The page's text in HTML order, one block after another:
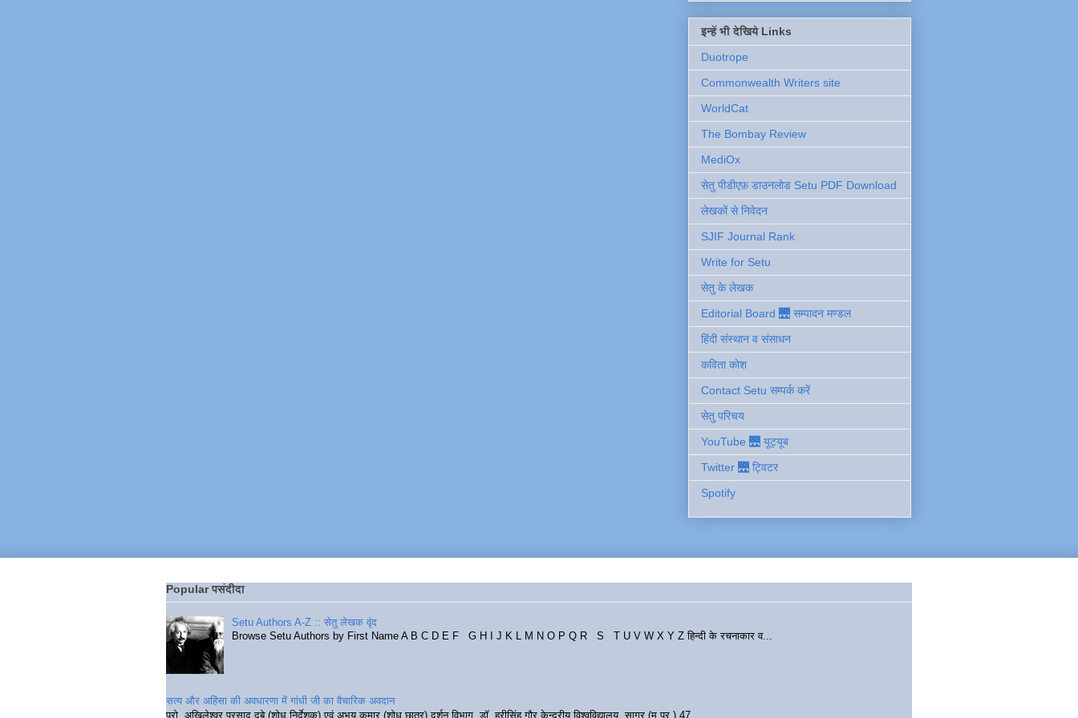
इन्हें भी देखिये Links
Duotrope
Commonwealth Writers site
WorldCat
The Bombay Review
MediOx
सेतु पीडीएफ़ डाउनलोड Setu PDF Download
लेखकों से निवेदन
SJIF Journal Rank
Write for Setu
सेतु के लेखक
Editorial Board 🌉 सम्पादन मण्डल
हिंदी संस्थान व संसाधन
कविता कोश
Contact Setu सम्पर्क करें
सेतु परिचय
YouTube 🌉 यूट्यूब
Twitter 🌉 ट्विटर
Spotify
Popular पसंदीदा
Setu Authors A-Z :: सेतु लेखक वृंद
Browse Setu Authors by First Name A B C D E F G H I J K L M N O P Q R S T U V W X Y Z हिन्दी के रचनाकार व...
सत्य और अहिंसा की अवधारणा में गांधी जी का वैचारिक अवदान
प्रो. अखिलेश्वर प्रसाद दुबे (शोध निर्देशक) एवं अभय कुमार (शोध छात्र) दर्शन विभाग, डॉ. हरीसिंह गौर केन्द्रीय विश्वविद्यालय, सागर (म.प्र.) 47...